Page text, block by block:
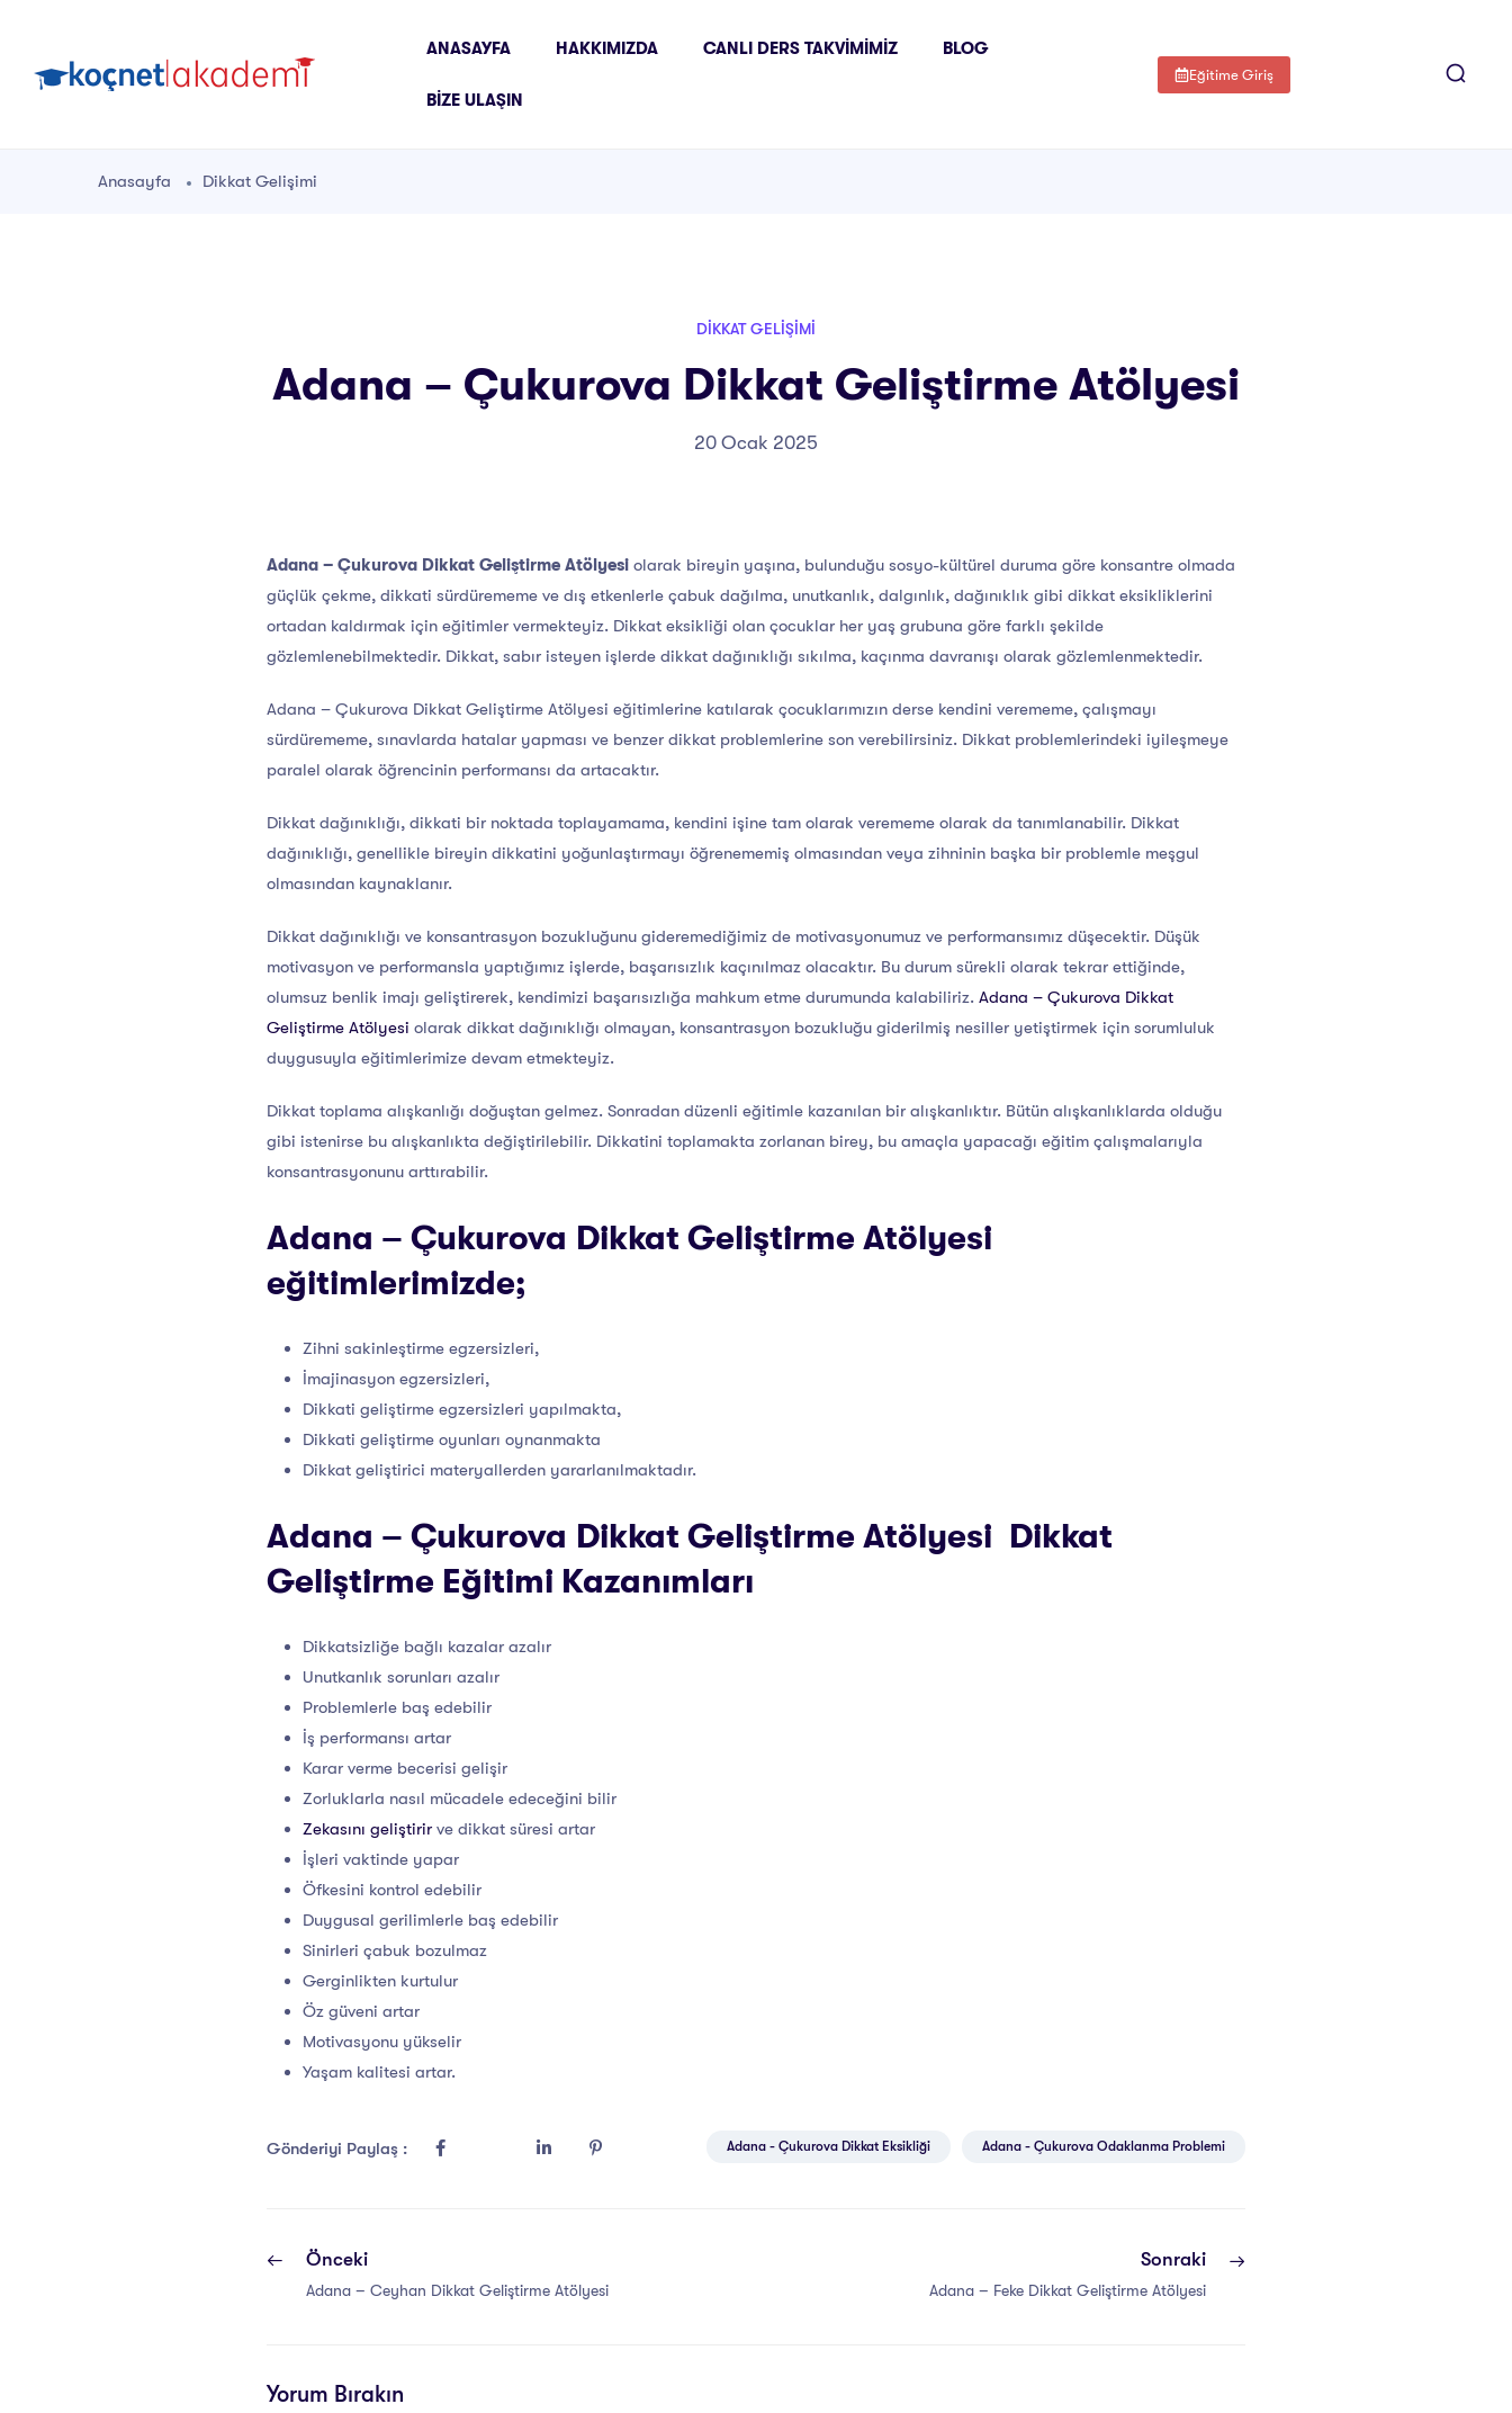
ANASAYFA HAKKIMIZDA CANLI DERS TAKVIMIMIZ BLOG
BIZE ULAŞIN
Eğitime Giriş
Anasayfa Dikkat Gelişimi
DIKKAT GELIŞIMI
Adana – Çukurova Dikkat Geliştirme Atölyesi
20 Ocak 2025
Adana – Çukurova Dikkat Geliştirme Atölyesi olarak bireyin yaşına, bulunduğu sosyo-kültürel duruma göre konsantre olmada
güçlük çekme, dikkati sürdürememe ve dış etkenlerle çabuk dağılma, unutkanlık, dalgınlık, dağınıklık gibi dikkat eksikliklerini
ortadan kaldırmak için eğitimler vermekteyiz. Dikkat eksikliği olan çocuklar her yaş grubuna göre farklı şekilde
gözlemlenebilmektedir. Dikkat, sabır isteyen işlerde dikkat dağınıklığı sıkılma, kaçınma davranışı olarak gözlemlenmektedir.
Adana – Çukurova Dikkat Geliştirme Atölyesi eğitimlerine katılarak çocuklarımızın derse kendini verememe, çalışmayı
sürdürememe, sınavlarda hatalar yapması ve benzer dikkat problemlerine son verebilirsiniz. Dikkat problemlerindeki iyileşmeye
paralel olarak öğrencinin performansı da artacaktır.
Dikkat dağınıklığı, dikkati bir noktada toplayamama, kendini işine tam olarak verememe olarak da tanımlanabilir. Dikkat
dağınıklığı, genellikle bireyin dikkatini yoğunlaştırmayı öğrenememiş olmasından veya zihninin başka bir problemle meşgul
olmasından kaynaklanır.
Dikkat dağınıklığı ve konsantrasyon bozukluğunu gideremediğimiz de motivasyonumuz ve performansımız düşecektir. Düşük
motivasyon ve performansla yaptığımız işlerde, başarısızlık kaçınılmaz olacaktır. Bu durum sürekli olarak tekrar ettiğinde,
olumsuz benlik imajı geliştirerek, kendimizi başarısızlığa mahkum etme durumunda kalabiliriz. Adana – Çukurova Dikkat
Geliştirme Atölyesi olarak dikkat dağınıklığı olmayan, konsantrasyon bozukluğu giderilmiş nesiller yetiştirmek için sorumluluk
duygusuyla eğitimlerimize devam etmekteyiz.
Dikkat toplama alışkanlığı doğuştan gelmez. Sonradan düzenli eğitimle kazanılan bir alışkanlıktır. Bütün alışkanlıklarda olduğu
gibi istenirse bu alışkanlıkta değiştirilebilir. Dikkatini toplamakta zorlanan birey, bu amaçla yapacağı eğitim çalışmalarıyla
konsantrasyonunu arttırabilir.
Adana – Çukurova Dikkat Geliştirme Atölyesi
eğitimlerimizde;
Zihni sakinleştirme egzersizleri,
İmajinasyon egzersizleri,
Dikkati geliştirme egzersizleri yapılmakta,
Dikkati geliştirme oyunları oynanmakta
Dikkat geliştirici materyallerden yararlanılmaktadır.
Adana – Çukurova Dikkat Geliştirme Atölyesi Dikkat
Geliştirme Eğitimi Kazanımları
Dikkatsizliğe bağlı kazalar azalır
Unutkanlık sorunları azalır
Problemlerle baş edebilir
İş performansı artar
Karar verme becerisi gelişir
Zorluklarla nasıl mücadele edeceğini bilir
Zekasını geliştirir ve dikkat süresi artar
İşleri vaktinde yapar
Öfkesini kontrol edebilir
Duygusal gerilimlerle baş edebilir
Sinirleri çabuk bozulmaz
Gerginlikten kurtulur
Öz güveni artar
Motivasyonu yükselir
Yaşam kalitesi artar.
Gönderiyi Paylaş : Adana - Çukurova Dikkat Eksikliği Adana - Çukurova Odaklanma Problemi
Önceki
Adana – Ceyhan Dikkat Geliştirme Atölyesi
Sonraki
Adana – Feke Dikkat Geliştirme Atölyesi
Yorum Bırakın